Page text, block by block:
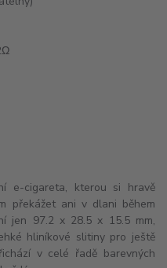
e-cigareta, kterou si hravě
překážet ani v dlani během
jen 97.2 x 28.5 x 15.5 mm,
hliníkové slitiny pro ještě
v celé řadě barevných